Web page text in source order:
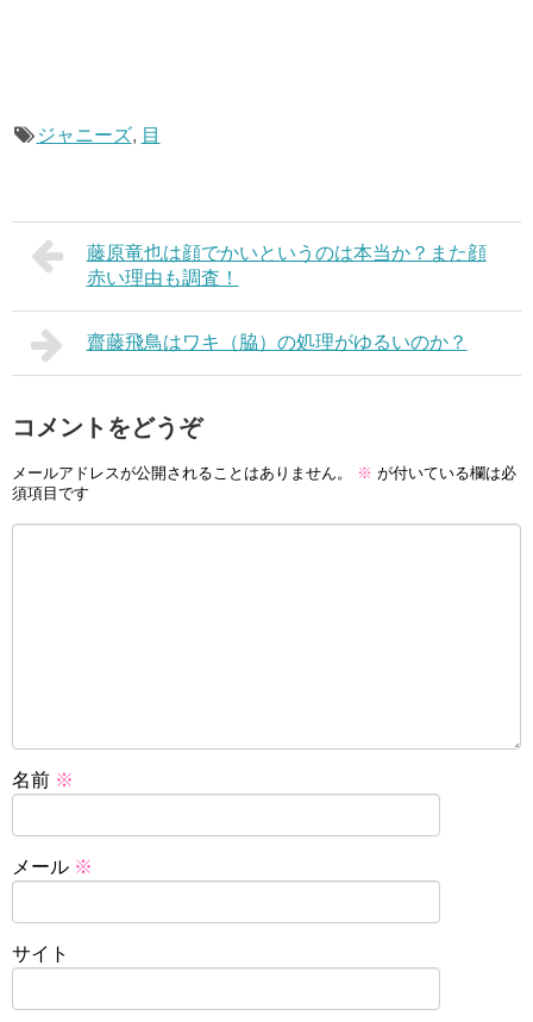
ジャニーズ, 目
藤原竜也は顔でかいというのは本当か？また顔
赤い理由も調査！
齋藤飛鳥はワキ（脇）の処理がゆるいのか？
コメントをどうぞ
メールアドレスが公開されることはありません。 ※ が付いている欄は必
須項目です
名前 ※
メール ※
サイト